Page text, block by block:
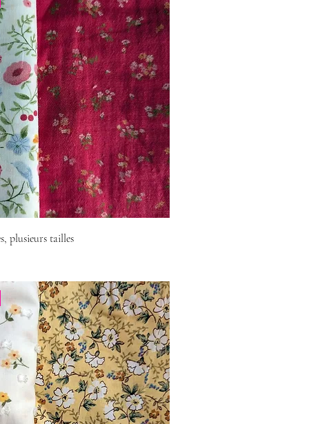
plusieurs tailles